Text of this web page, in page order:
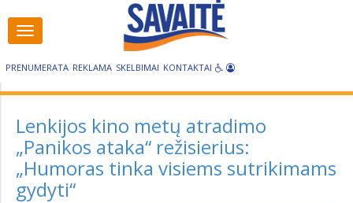
PRENUMERATA REKLAMA SKELBIMAI KONTAKTAI
Visos
kategorijos
Lenkijos kino metų atradimo
„Panikos ataka“ režisierius:
„Humoras tinka visiems sutrikimams
gydyti“
Visos
kategorijos